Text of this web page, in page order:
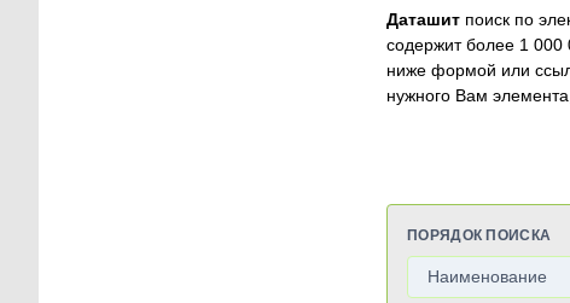
Даташит поиск по
содержит более 1 000
ниже формой или
нужного Вам
ПОРЯДОК ПОИСКА